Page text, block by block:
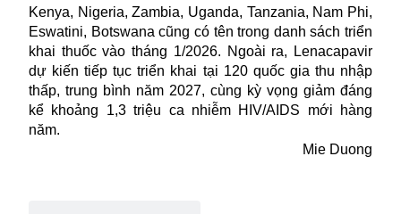
Kenya, Nigeria, Zambia, Uganda, Tanzania, Nam Phi,
Eswatini, Botswana cũng có tên trong danh sách triển
khai thuốcvào tháng 1/2026. Ngoài ra, Lenacapavir
dự kiến tiếp tục triển khai tại 120 quốc gia thu nhập
thấp, trung bình năm 2027, cùng kỳ vọng giảm đáng
kể khoảng 1,3 triệu ca nhiễm HIV/AIDS mới hàng
năm.
Mie Duong